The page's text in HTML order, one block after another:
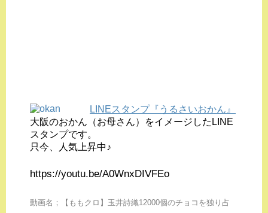
LINEスタンプ『うるさいおかん』
大阪のおかん（お母さん）をイメージしたLINE
スタンプです。
只今、人気上昇中♪
https://youtu.be/A0WnxDIVFEo
動画名；【ももクロ】玉井詩織12000個のチョコを独り占